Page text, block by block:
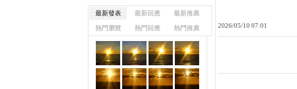
2026/05/10 07:01
最新發表 最新回應
最新推薦
熱門瀏覽
熱門回應 熱門推薦